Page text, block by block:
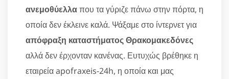
ανεμοθύελλαπου τα γύριζε πάνω στην πόρτα, η
οποία δεν έκλεινε καλά. Ψάξαμε στο ίντερνετ για
απόφραξη καταστήματος Θρακομακεδόνες
αλλά δεν έρχονταν κανένας. Ευτυχώς βρέθηκε η
εταιρεία apofraxeis-24h, η οποία και μας